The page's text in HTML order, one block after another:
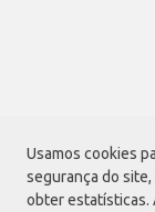
Usamos cookies
segurança do
obter estatísticas.
Avenida Morvan